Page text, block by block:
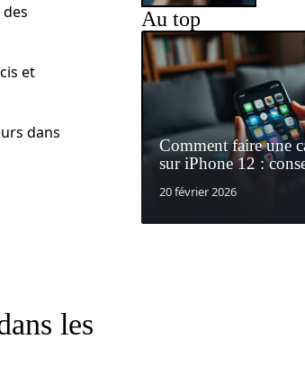
et
dans
les
Au top
Comment faire une
sur iPhone 12 :
20 février 2026